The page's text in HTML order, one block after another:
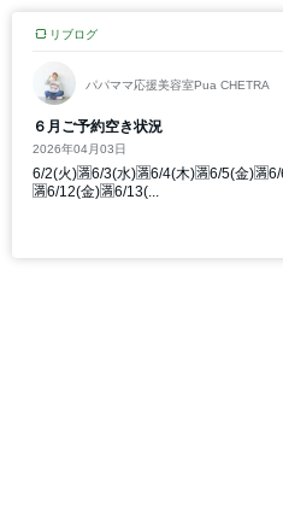
リブログ
パパママ応援美容室Pua CHETRA
６月ご予約空き状況
2026年04月03日
6/2(火)🈵6/3(水)🈵6/4(木)🈵6/5(金
🈵6/12(金)🈵6/13(...